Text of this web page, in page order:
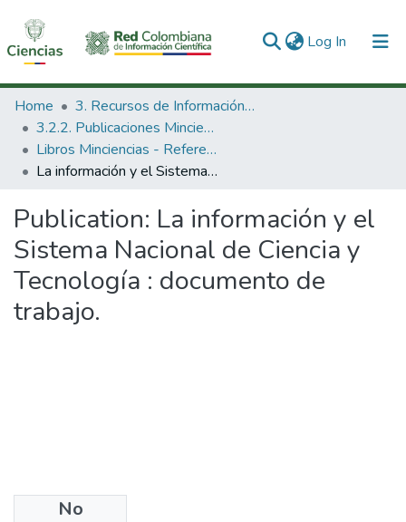
Log In (current)
Communities & Collections
All of DSpace
Statistics
Home
3. Recursos de Información Científica y Tecnológica
3.2.2. Publicaciones Minciencias
Libros Minciencias - Referenciales
La información y el Sistema Nacional de Ciencia y Tecnología : documento de trabajo.
Publication: La información y el
Sistema Nacional de Ciencia y
Tecnología : documento de
trabajo.
No